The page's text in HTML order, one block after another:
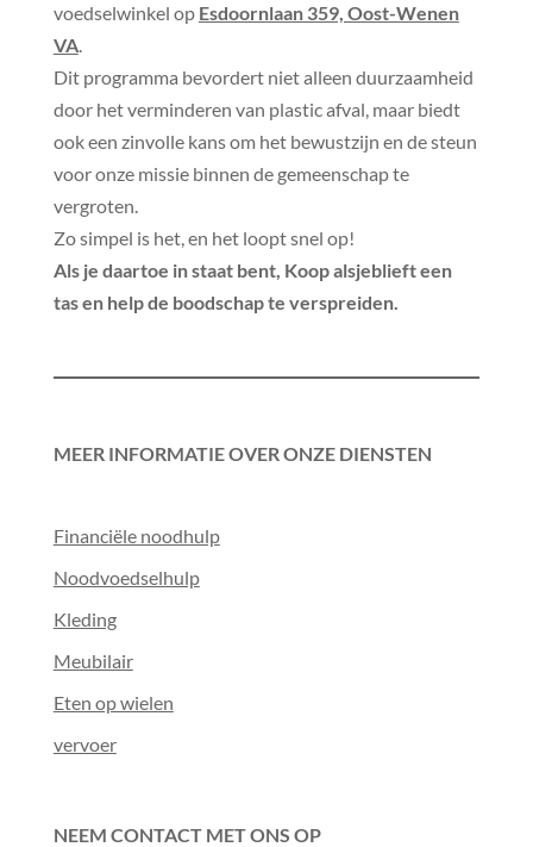
voedselwinkel op Esdoornlaan 359, Oost-Wenen
VA.
Dit programma bevordert niet alleen duurzaamheid
door het verminderen van plastic afval, maar biedt
ook een zinvolle kans om het bewustzijn en de steun
voor onze missie binnen de gemeenschap te
vergroten.
Zo simpel is het, en het loopt snel op!
Als je daartoe in staat bent, Koop alsjeblieft een
tas en help de boodschap te verspreiden.
MEER INFORMATIE OVER ONZE DIENSTEN
Financiële noodhulp
Noodvoedselhulp
Kleding
Meubilair
Eten op wielen
vervoer
NEEM CONTACT MET ONS OP